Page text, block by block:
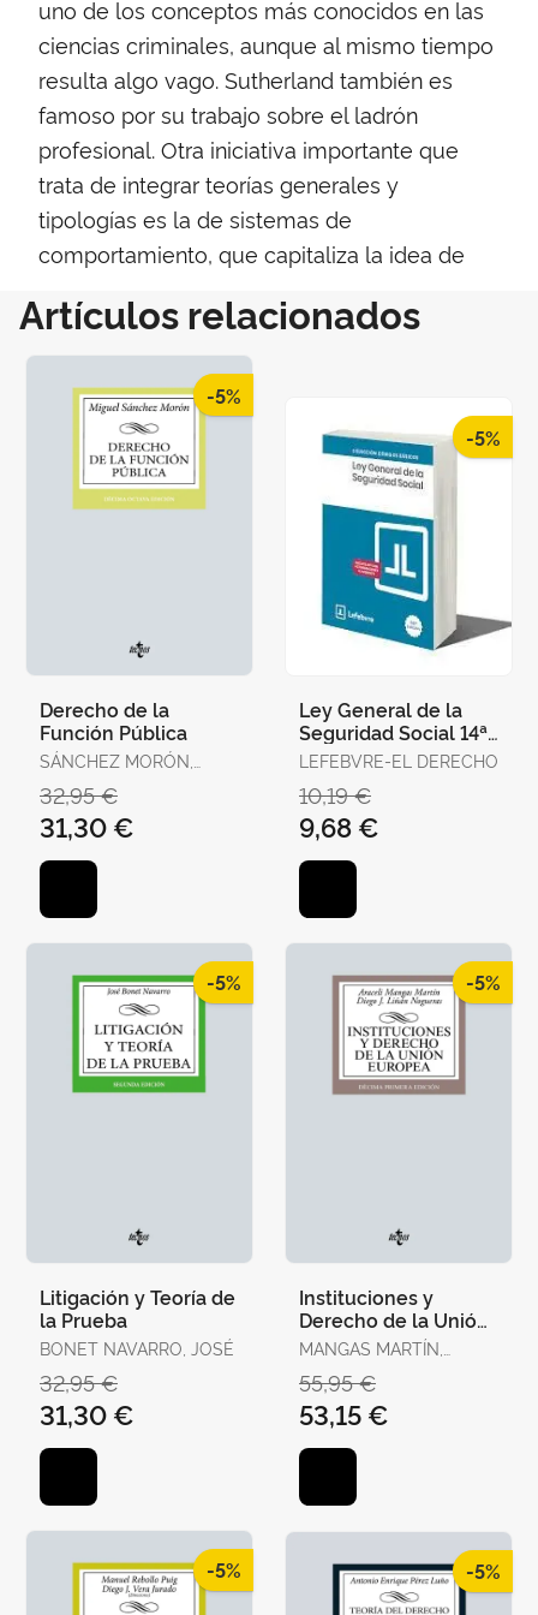
uno de los conceptos más conocidos en las
ciencias criminales, aunque al mismo tiempo
resulta algo vago. Sutherland también es
famoso por su trabajo sobre el ladrón
profesional. Otra iniciativa importante que
trata de integrar teorías generales y
tipologías es la de sistemas de
comportamiento, que capitaliza la idea de
Artículos relacionados
-5%
Derecho de la
Función Pública
SÁNCHEZ MORÓN,
32,95 €
31,30 €
-5%
Ley General de la
Seguridad Social 14ª
Edc. 2025
LEFEBVRE-EL DERECHO
10,19 €
9,68 €
-5%
Litigación y Teoría de
la Prueba
BONET NAVARRO, JOSÉ
32,95 €
31,30 €
-5%
Instituciones y
Derecho de la Unión
Europea
MANGAS MARTÍN,
NOGUERAS, DIEGO J.
55,95 €
53,15 €
-5% -5%